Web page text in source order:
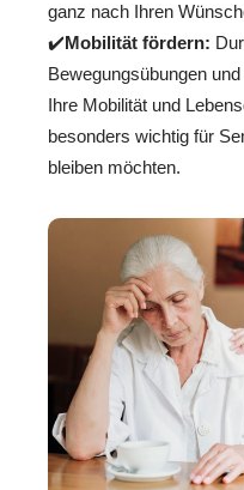
ganz nach Ihren
✔️Mobilität fördern:
Bewegungsübungen
Ihre Mobilität und
besonders wichtig für
bleiben möchten.